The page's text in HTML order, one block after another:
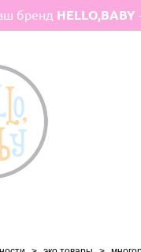
бренд HELLO,BABY